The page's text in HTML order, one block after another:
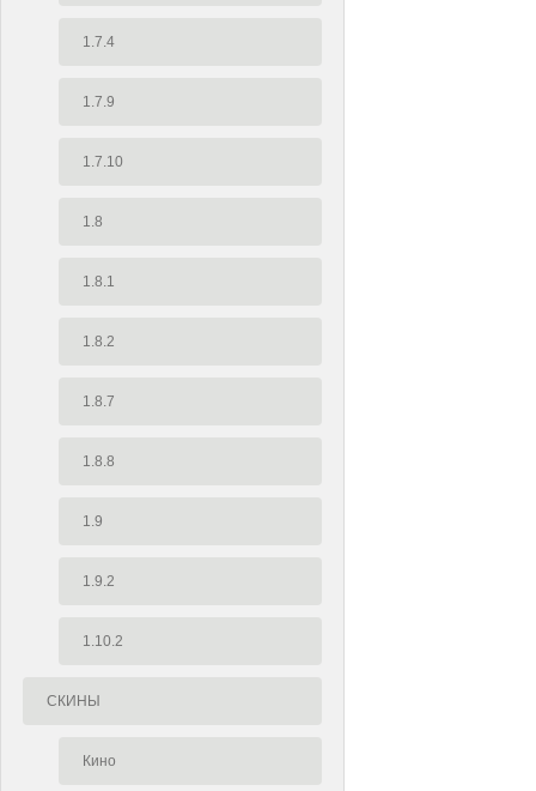
1.7.4
1.7.9
1.7.10
1.8
1.8.1
1.8.2
1.8.7
1.8.8
1.9
1.9.2
1.10.2
СКИНЫ
Кино